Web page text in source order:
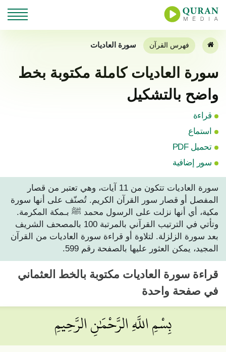
فهرس القرآن سورة العاديات
سورة العاديات كاملة مكتوبة بخط
واضح بالتشكيل
قراءة
استماع
تحميل PDF
سور إضافية
سورة العاديات تتكون من 11 آيات، وهي تعتبر من قصار
المفصل أو قصار سور القرآن الكريم. تُصنّف على أنها سورة
مكية، أي أنها نزلت على الرسول محمد ﷺ بـمكة المكرمة.
وتأتي في الترتيب القرآني بالمرتبة 100 بالمصحف الشريف
بعد سورة الزلزلة. لتلاوة أو قراءة سورة العاديات من القرآن
المجيد، يمكن العثور عليها بالصفحة رقم 599.
قراءة سورة العاديات مكتوبة بالخط العثماني
في صفحة واحدة
بِسْمِ اللَّهِ الرَّحْمَٰنِ الرَّحِيمِ